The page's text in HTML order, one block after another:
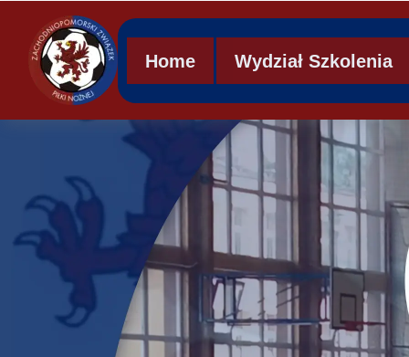
Home Wydział Szkolenia
Regulamin WS ZZPN
Struktura
Ławka kar
Mobilna Akademia